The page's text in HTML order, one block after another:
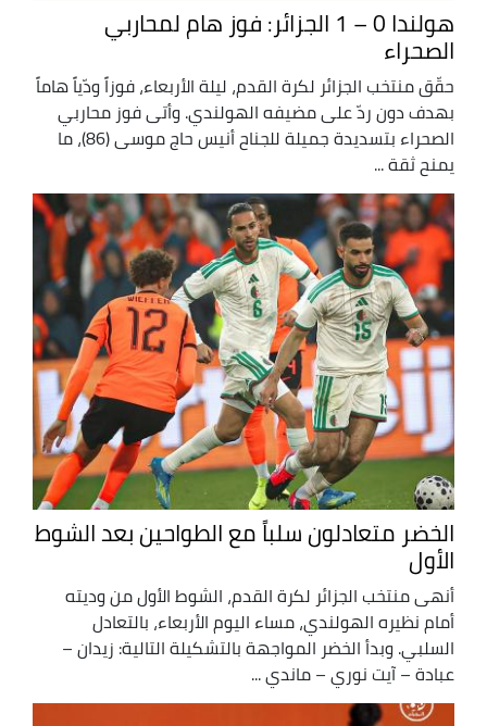
هولندا 0 – 1 الجزائر: فوز هام لمحاربي
الصحراء
حقّق منتخب الجزائر لكرة القدم، ليلة الأربعاء، فوزاً ودّياً هاماً
بهدف دون ردّ على مضيفه الهولندي. وأتى فوز محاربي
الصحراء بتسديدة جميلة للجناح أنيس حاج موسى (86)، ما
يمنح ثقة ...
الخضر متعادلون سلباً مع الطواحين بعد الشوط
الأول
أنهى منتخب الجزائر لكرة القدم، الشوط الأول من وديته
أمام نظيره الهولندي، مساء اليوم الأربعاء، بالتعادل
السلبي. وبدأ الخضر المواجهة بالتشكيلة التالية: زيدان –
عبادة – آيت نوري – ماندي ...